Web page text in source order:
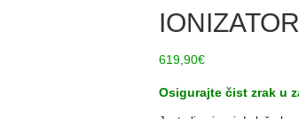
619,90€
Osigurajte čist zrak u